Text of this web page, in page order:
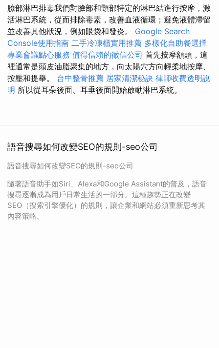
臉部淋巴排毒我們對臉部和頸部特定的淋巴結進行按摩，激
活淋巴系統，從而排除毒素，改善血液循環；避免液體滯留
並改善其他狀況，例如眼袋和發炎。 Google Search
Console使用指南 二手冷凍櫃實用推薦 多樣化自助餐選擇
專業會議點心服務 值得信賴的徵信公司 首先按摩額頭，這
裡通常是頭皮油脂聚集的地方，向太陽穴方向輕柔地按摩、
按壓和提舉。 台中整骨推薦 居家清潔秘訣 律師收費透明說
明 所以從耳朵後面、耳垂後面開始啟動淋巴系統。
語音搜尋如何改變SEO的規則-seo公司
語音搜尋如何改變SEO的規則-seo公司
隨著語音助手如Siri、Alexa和Google Assistant的普及，語音
搜尋逐漸成為用戶日常生活的一部分。這種趨勢正在改變
SEO（搜索引擎優化）的規則，讓企業和網站必須重新思考其
內容策略。